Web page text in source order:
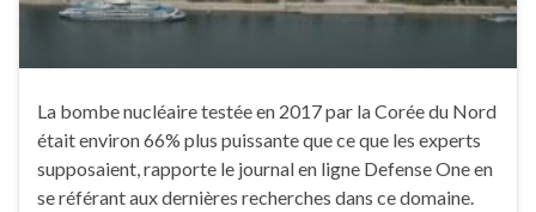
La bombe nucléaire testée en 2017 par la Corée du Nord
était environ 66% plus puissante que ce que les experts
supposaient, rapporte le journal en ligne Defense One en
se référant aux dernières recherches dans ce domaine.